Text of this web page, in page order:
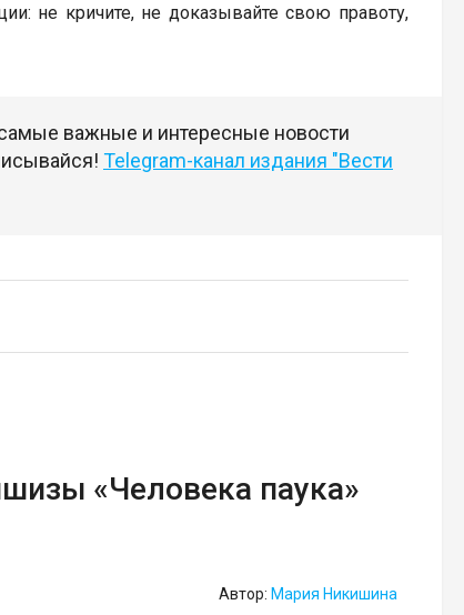
не кричите, не доказывайте свою правоту,
важные и интересные новости
Telegram-канал издания "Вести
«Человека паука»
Автор: Мария Никишина